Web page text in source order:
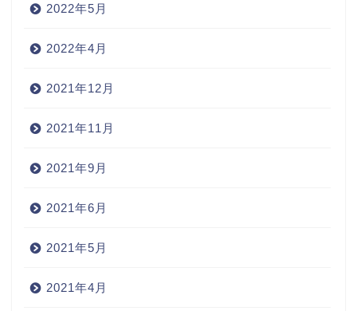
2022年5月
2022年4月
2021年12月
2021年11月
2021年9月
2021年6月
2021年5月
2021年4月